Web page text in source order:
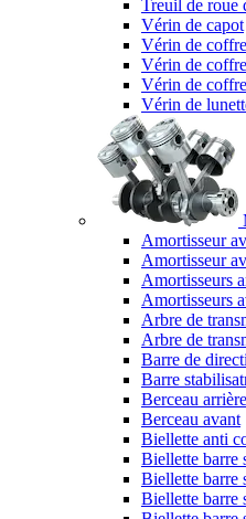
Treuil de roue
Vérin de capot
Vérin de coffre
Vérin de
Vérin de
Vérin de
Amortisseur
Amortisseur
Amortisseurs
Amortisseurs
Arbre de
Arbre de
Barre de
Barre
Berceau arrière
Berceau avant
Biellette anti
Biellette barre
Biellette barre
Biellette barre